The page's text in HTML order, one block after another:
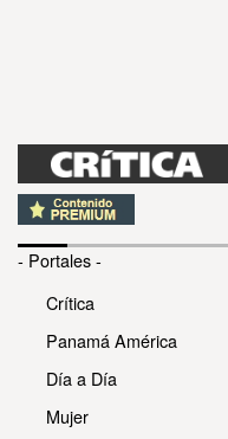
- Portales -
Crítica
Panamá América
Día a Día
Mujer